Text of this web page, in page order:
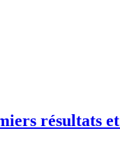
résultats